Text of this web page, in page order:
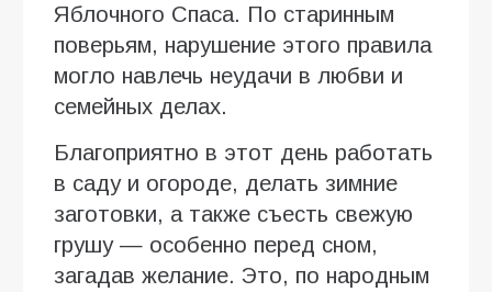
Яблочного Спаса. По старинным
поверьям, нарушение этого правила
могло навлечь неудачи в любви и
семейных делах.
Благоприятно в этот день работать
в саду и огороде, делать зимние
заготовки, а также съесть свежую
грушу — особенно перед сном,
загадав желание. Это, по народным